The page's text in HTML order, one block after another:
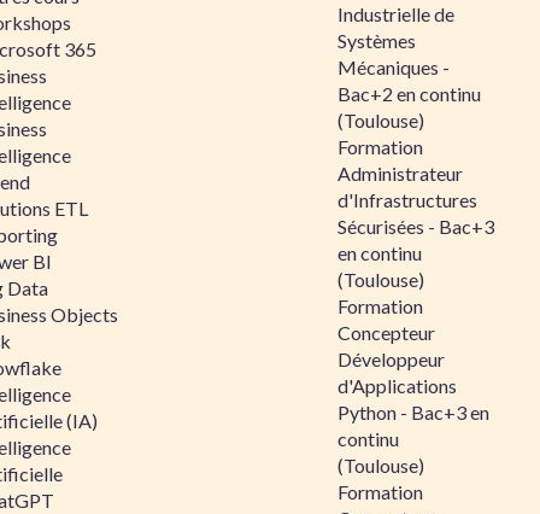
365
ETL
BI
Data
Objects
(IA)
Industrielle de
Systèmes
Mécaniques -
Bac+2 en continu
(Toulouse)
Formation
Administrateur
d'Infrastructures
Sécurisées - Bac+3
en continu
(Toulouse)
Formation
Concepteur
Développeur
d'Applications
Python - Bac+3 en
continu
(Toulouse)
Formation